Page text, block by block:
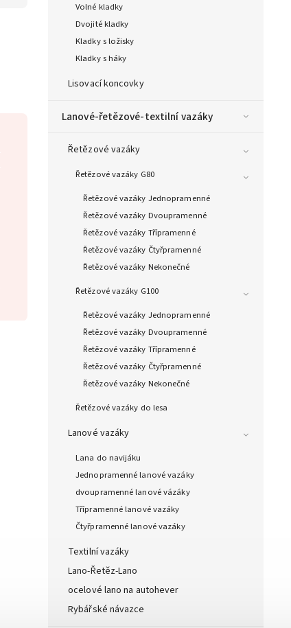
Volné kladky
Dvojité kladky
Kladky s ložisky
Kladky s háky
Lisovací koncovky
Lanové-řetězové-textilní vazáky
Řetězové vazáky
Řetězové vazáky G80
Řetězové vazáky Jednopramenné
Řetězové vazáky Dvoupramenné
Řetězové vazáky Třípramenné
Řetězové vazáky Čtyřpramenné
Řetězové vazáky Nekonečné
Řetězové vazáky G100
Řetězové vazáky Jednopramenné
Řetězové vazáky Dvoupramenné
Řetězové vazáky Třípramenné
Řetězové vazáky Čtyřpramenné
Řetězové vazáky Nekonečné
Řetězové vazáky do lesa
Lanové vazáky
Lana do navijáku
Jednopramenné lanové vazáky
dvoupramenné lanové vázáky
Třípramenné lanové vazáky
Čtyřpramenné lanové vazáky
Textilní vazáky
Lano-Řetěz-Lano
ocelové lano na autohever
Rybářské návazce